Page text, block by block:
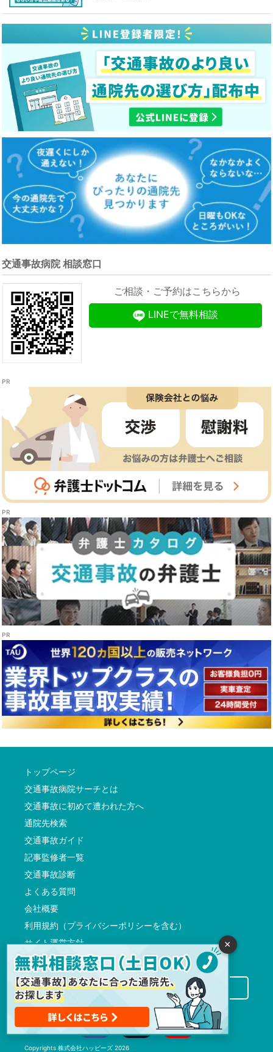
交通事故病院 相談窓口
ご相談・ご予約はこちらから
LINEで無料相談
トップページ
交通事故病院サーチとは
交通事故に初めて遭われた方へ
通院先検索
交通事故ガイド
記事監修者一覧
交通事故診断
よくある質問
会社概要
利用規約（プライバシーポリシーを含む）
サイト運営方針
反社会的勢力に対する基本方針
交通事故病院サーチに掲載希望の先生方へ
Copyrights 株式会社ハッピーズ 2026
×